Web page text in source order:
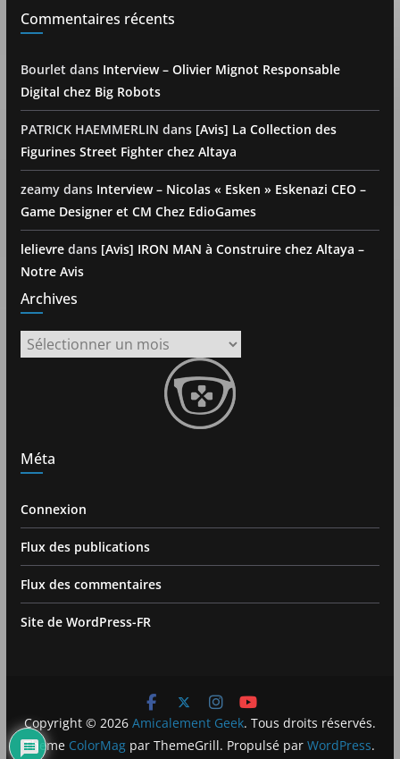
Commentaires récents
Bourlet dans Interview – Olivier Mignot Responsable
Digital chez Big Robots
PATRICK HAEMMERLIN dans [Avis] La Collection des
Figurines Street Fighter chez Altaya
zeamydans Interview – Nicolas « Esken » Eskenazi CEO –
Game Designer et CM Chez EdioGames
lelievredans [Avis] IRON MAN à Construire chez Altaya –
Notre Avis
Archives
Archives
Méta
Connexion
Flux des publications
Flux des commentaires
Site de WordPress-FR
Copyright © 2026 Amicalement Geek. Tous droits réservés.
Theme ColorMag par ThemeGrill. Propulsé parWordPress.